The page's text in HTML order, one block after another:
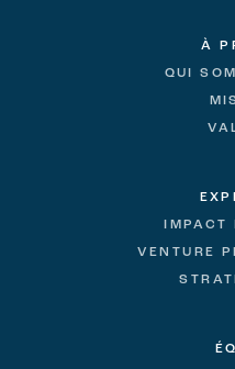
À
QUI
IMPACT
VENTURE